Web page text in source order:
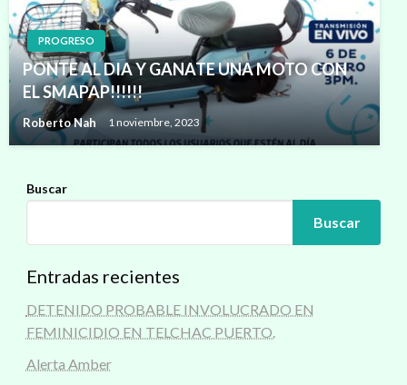
PROGRESO
PONTE AL DIA Y GANATE UNA MOTO CON
EL SMAPAP!!!!!!
Roberto Nah 1 noviembre, 2023
Buscar
Buscar
Entradas recientes
DETENIDO PROBABLE INVOLUCRADO EN
FEMINICIDIO EN TELCHAC PUERTO.
Alerta Amber